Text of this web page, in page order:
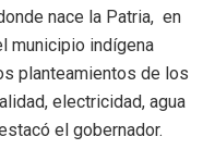
nace la Patria, en
municipio indígena
planteamientos de los
electricidad, agua
el gobernador.